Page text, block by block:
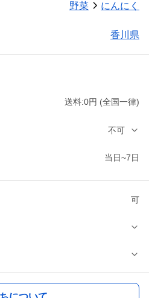
野菜 にんにく
香川県
送料:0円 (全国一律)
不可
当日~7日
可